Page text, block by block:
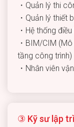
・Quản lý thi
・Quản lý thiết
・Hệ thống
・BIM/CIM
tầng công trình)
・Nhân viên
③ Kỹ sư lập